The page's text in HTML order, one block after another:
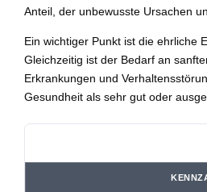
Anteil, der unbewusste Ursachen
Ein wichtiger Punkt ist die ehrliche
Gleichzeitig ist der Bedarf an
Erkrankungen und
Gesundheit als sehr gut oder